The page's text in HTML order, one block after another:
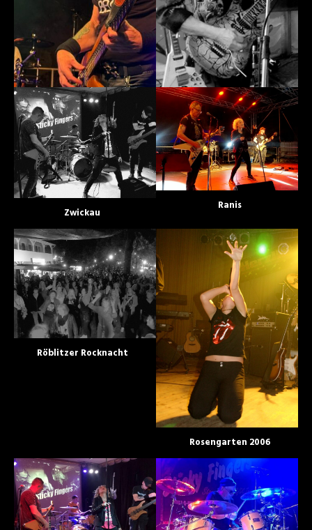
Zwickau Ranis
Röblitzer Rocknacht
Rosengarten 2006